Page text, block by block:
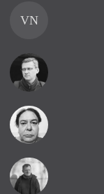
VN